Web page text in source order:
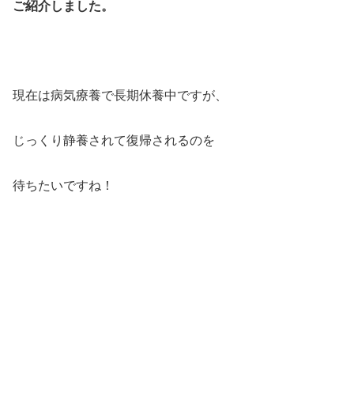
ご紹介しました。
現在は病気療養で長期休養中ですが、
じっくり静養されて復帰されるのを
待ちたいですね！